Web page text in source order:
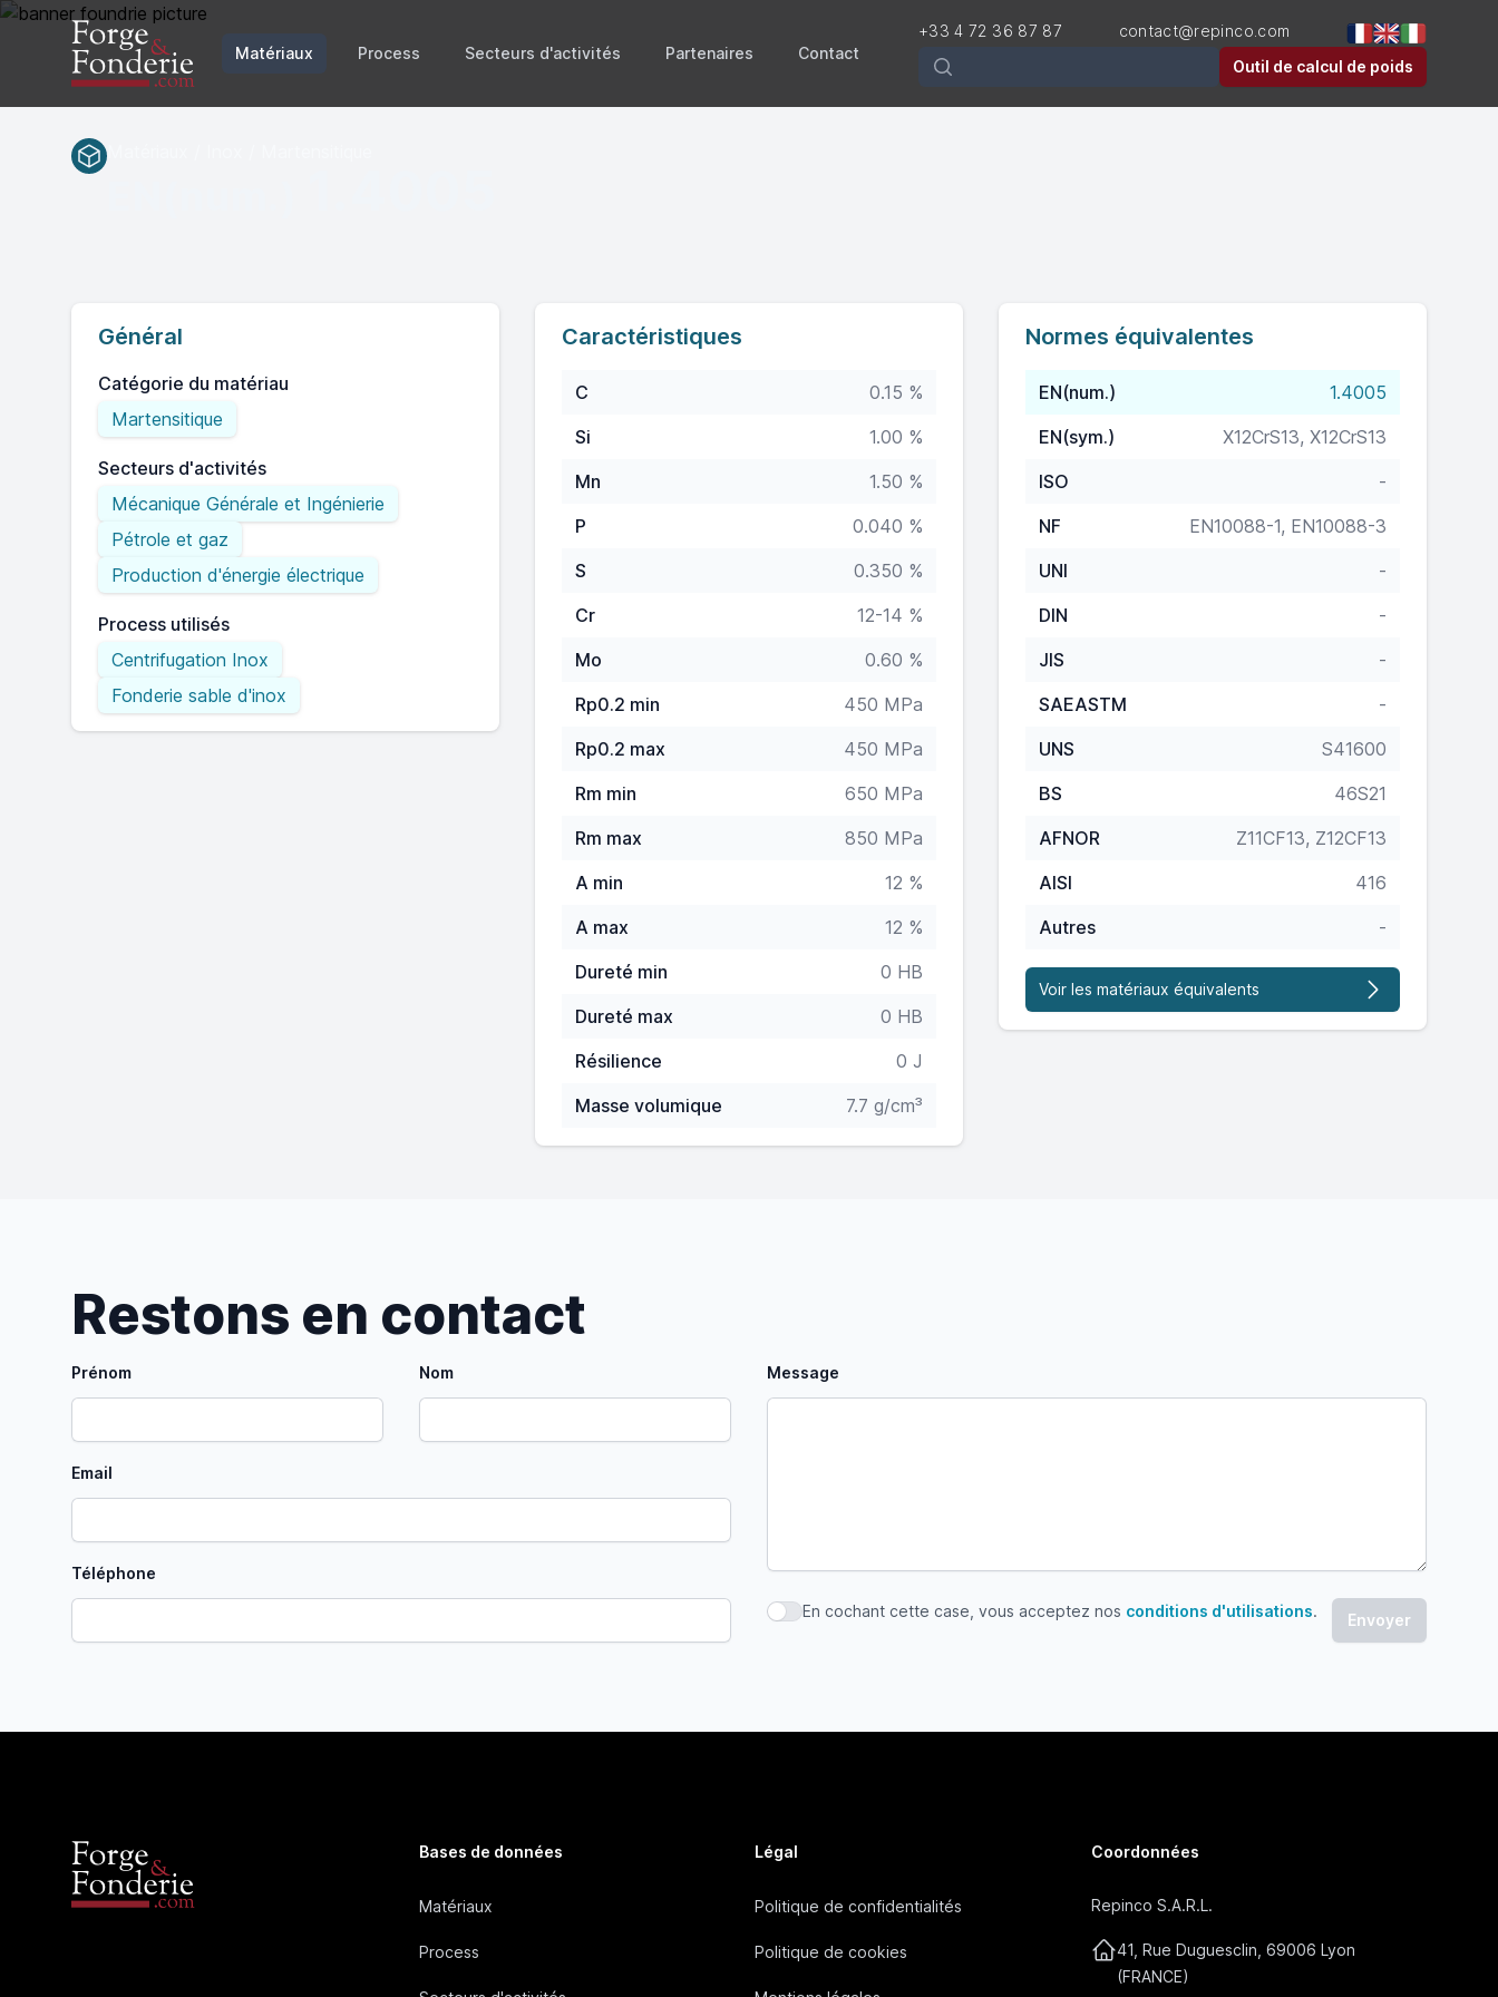
Matériaux Process Secteurs d'activités Partenaires Contact
+33 4 72 36 87 87 contact@repinco.com
Rechercher Outil de calcul de poids
Général
Catégorie du matériau
Martensitique
Secteurs d'activités
Mécanique Générale et Ingénierie
Pétrole et gaz
Production d'énergie électrique
Process utilisés
Centrifugation Inox
Fonderie sable d'inox
Caractéristiques
C
0.15 %
Si
1.00 %
Mn
1.50 %
P
0.040 %
S
0.350 %
Cr
12-14 %
Mo
0.60 %
Rp0.2 min
450 MPa
Rp0.2 max
450 MPa
Rm min
650 MPa
Rm max
850 MPa
A min
12 %
A max
12 %
Dureté min
0 HB
Dureté max
0 HB
Résilience
0 J
Masse volumique
7.7 g/cm³
Normes équivalentes
EN(num.)
1.4005
EN(sym.)
X12CrS13, X12CrS13
ISO
-
NF
EN10088-1, EN10088-3
UNI
-
DIN
-
JIS
-
SAEASTM
-
UNS
S41600
BS
46S21
AFNOR
Z11CF13, Z12CF13
AISI
416
Autres
-
Voir les matériaux équivalents
Restons en contact
Prénom Nom
Email
Téléphone
Message
En cochant cette case, vous acceptez nos conditions d'utilisations
En cochant cette case, vous acceptez nos conditions d'utilisations.
Bases de données
Matériaux
Process
Légal
Politique de confidentialités
Politique de cookies
Coordonnées
Repinco S.A.R.L.
41, Rue Duguesclin, 69006 Lyon
(FRANCE)